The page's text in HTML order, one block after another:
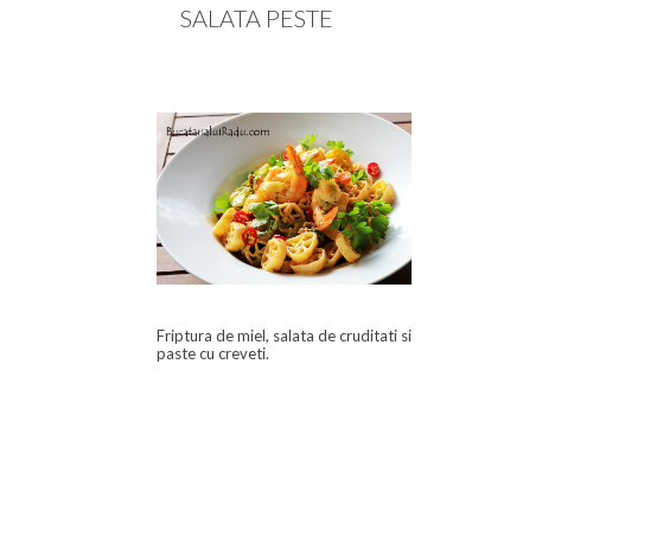
SALATA PESTE
Friptura de miel, salata de cruditati si
paste cu creveti.